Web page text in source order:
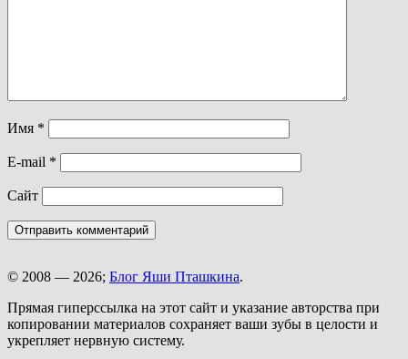
Имя *
E-mail *
Сайт
© 2008 — 2026; Блог Яши Пташкина.
Прямая гиперссылка на этот сайт и указание авторства при
копировании материалов сохраняет ваши зубы в целости и
укрепляет нервную систему.